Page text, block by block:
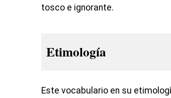
tosco e ignorante.
Etimología
Este vocabulario en su